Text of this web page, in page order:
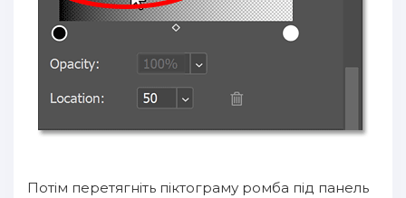
Потім перетягніть піктограму ромба під панель